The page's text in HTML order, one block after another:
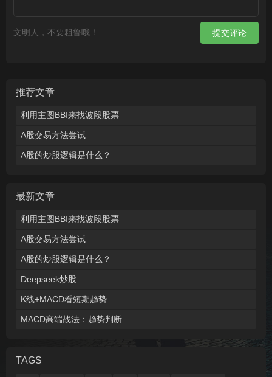
文明人，不要粗鲁哦！ 提交评论
推荐文章
利用主图BBI来找波段股票
A股交易方法尝试
A股的炒股逻辑是什么？
最新文章
利用主图BBI来找波段股票
A股交易方法尝试
A股的炒股逻辑是什么？
Deepseek炒股
K线+MACD看短期趋势
MACD高端战法：趋势判断
TAGS